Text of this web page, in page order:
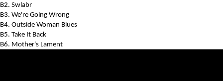
B2. Swlabr
B3. We're Going Wrong
B4. Outside Woman Blues
B5. Take It Back
B6. Mother's Lament